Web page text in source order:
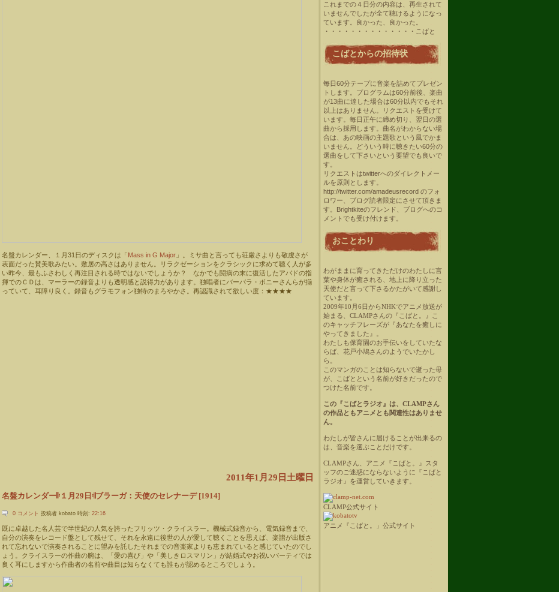
名盤カレンダー、１月31日のディスクは「 Mass in G Major 」。ミサ曲と言っても荘厳さよりも敬虔さが
表面だった賛美歌みたい。敷居の高さはありません。リラクゼーションをクラシックに求めて聴く人が多
い昨今、最もふさわしく再注目される時ではないでしょうか？ なかでも闘病の末に復活したアバドの指
揮でのＣＤは、マーラーの録音よりも透明感と説得力があります。独唱者にバーバラ・ボニーさんらが揃
っていて、耳障り良く。録音もグラモフォン独特のまろやかさ。再認識されて欲しい度：★★★★
2011年1月29日土曜日
名盤カレンダー𝄆１月29日𝄇ブラーガ：天使のセレナーデ [1914]
0 コメント 投稿者 kobato 時刻: 22:16
既に卓越した名人芸で半世紀の人気を誇ったフリッツ・クライスラー。機械式録音から、電気録音まで、
自分の演奏をレコード盤として残せて、それを永遠に後世の人が愛して聴くことを思えば、楽譜が出版さ
れて忘れないで演奏されることに望みを託したそれまでの音楽家よりも恵まれていると感じていたのでし
ょう。クライスラーの作曲の腕は、「愛の喜び」や「美しきロスマリン」が結婚式やお祝いパーティでは
良く耳にしますから作曲者の名前や曲目は知らなくても誰もが認めるところでしょう。
これまでの４日分の内容は、再生されて
いませんでしたが全て聴けるようになっ
ています。良かった、良かった。
・・・・・・・・・・・・・・こばと
こばとからの招待状
毎日60分テープに音楽を詰めてプレゼン
トします。プログラムは60分前後、楽曲
が13曲に達した場合は60分以内でもそれ
以上はありません。リクエストを受けて
います。毎日正午に締め切り、翌日の選
曲から採用します。曲名がわからない場
合は、あの映画の主題歌という風でかま
いません。どういう時に聴きたい60分の
選曲をして下さいという要望でも良いで
す。
リクエストはtwitterへのダイレクトメー
ルを原則とします。
http://twitter.com/amadeusrecord のフォ
ロワー、ブログ読者限定にさせて頂きま
す。Brightkiteのフレンド、ブログへのコ
メントでも受け付けます。
おことわり
わがままに育ってきただけのわたしに言
葉や身体が癒される、地上に降り立った
天使だと言って下さるかたがいて感謝し
ています。
2009年10月6日からNHKでアニメ放送が
始まる、CLAMPさんの『こばと。』こ
のキャッチフレーズが『あなたを癒しに
やってきました』。
わたしも保育園のお手伝いをしていたな
らば、花戸小鳩さんのようでいたかし
ら。
このマンガのことは知らないで逝った母
が、こばとという名前が好きだったので
つけた名前です。
この『こばとラジオ』は、CLAMPさん
の作品ともアニメとも関連性はありませ
ん。
わたしが皆さんに届けることが出来るの
は、音楽を選ぶことだけです。
CLAMPさん、アニメ『こばと。』スタ
ッフのご迷惑にならないように『こばと
ラジオ』を運営していきます。
CLAMP公式サイト
アニメ『こばと。」公式サイト